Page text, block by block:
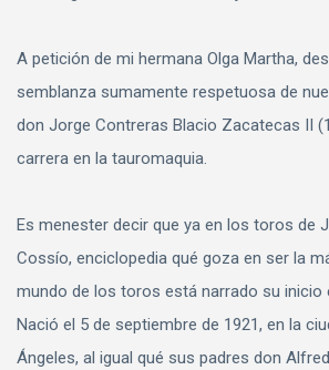
A petición de mi hermana Olga Martha,
semblanza sumamente respetuosa de
don Jorge Contreras Blacio Zacatecas II
carrera en la tauromaquia.
Es menester decir que ya en los toros de
Cossío, enciclopedia qué goza en ser la
mundo de los toros está narrado su inicio
Nació el 5 de septiembre de 1921, en la
Ángeles, al igual qué sus padres don